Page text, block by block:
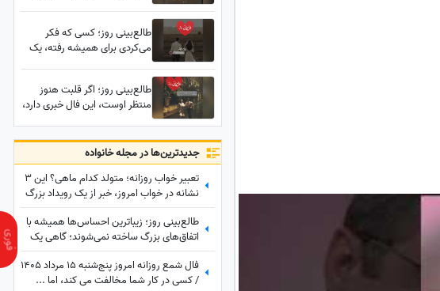
تغییر میده
طالع‌بینی روز؛ کسی که فکر
می‌کردی برای همیشه رفته، یک
طالع‌بینی روز؛ اگر قلبت هنوز
منتظر اوست، این فال خبری دارد،
خیلی زود خودش را نشان
می‌دهد...
جدید‌ترین‌ها در مجله خانواده
تعبیر خواب روزانه؛ متولد کدام ماهی؟ این 3
نشانه در خواب امروز، خبر از یک رویداد بزرگ
می‌دهند! / پنج‌شنبه 15 مرداد 1405
طالع‌بینی روز؛ زیباترین احساس‌ها همیشه با
اتفاق‌های بزرگ ساخته نمی‌شوند؛ گاهی یک
نگاه یا یک توجه کوتاه می‌تواند یک روز
معمولی را به خاطره‌ای خاص تبدیل کند /
پنج‌شنبه 15 مرداد 1405
فال شمع روزانه امروز پنج‌شنبه 15 مرداد 1405
/ کسی در کار شما مخالفت می کند، اما ...